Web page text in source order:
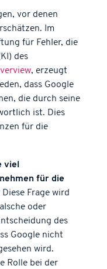
vor denen
Im
für Fehler, die
des
, erzeugt
dass Google
die durch seine
ist. Dies
für die
viel
für die
Diese Frage wird
oder
des
Google nicht
wird.
Rolle bei der